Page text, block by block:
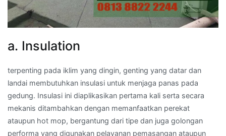
a. Insulation
terpenting pada iklim yang dingin, genting yang datar dan
landai membutuhkan insulasi untuk menjaga panas pada
gedung. Insulasi ini diaplikasikan pertama kali serta secara
mekanis ditambahkan dengan memanfaatkan perekat
ataupun hot mop, bergantung dari tipe dan juga golongan
performa yang digunakan pelayanan pemasangan ataupun